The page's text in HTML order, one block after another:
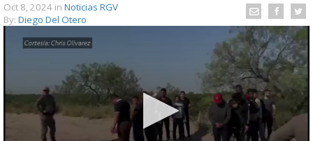
Oct 8, 2024 in Noticias RGV
By: Diego Del Otero